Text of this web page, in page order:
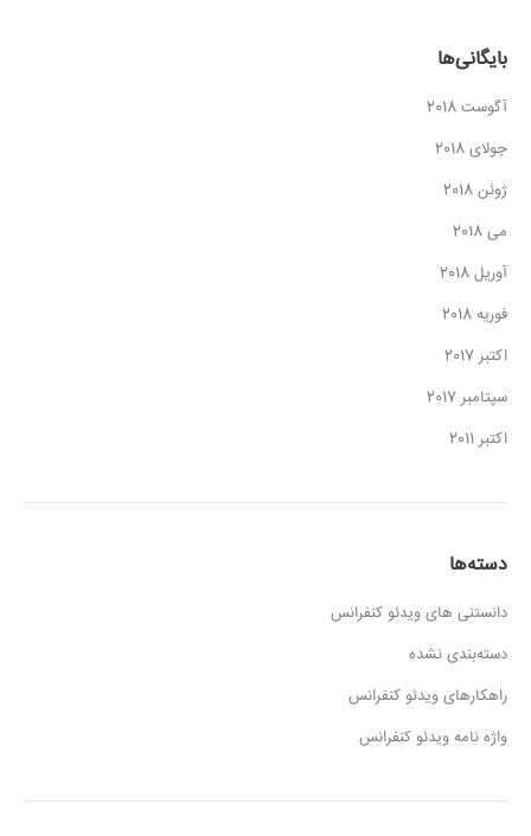
بایگانی‌ها
آگوست 2018
جولای 2018
ژوئن 2018
می 2018
آوریل 2018
فوریه 2018
اکتبر 2017
سپتامبر 2017
اکتبر 2011
دسته‌ها
دانستنی های ویدئو کنفرانس
دسته‌بندی نشده
راهکارهای ویدئو کنفرانس
واژه نامه ویدئو کنفرانس